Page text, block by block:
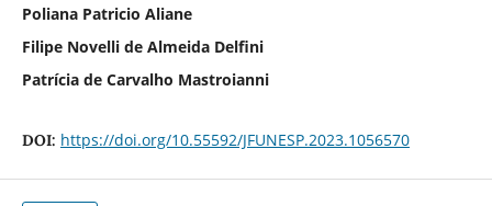
Poliana Patricio Aliane
Filipe Novelli de Almeida Delfini
Patrícia de Carvalho Mastroianni
DOI: https://doi.org/10.55592/JFUNESP.2023.1056570